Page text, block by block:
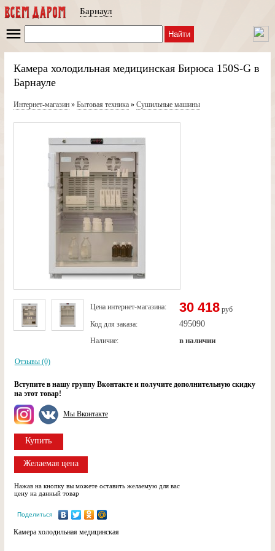
Барнаул
Найти
Камера холодильная медицинская Бирюса 150S-G в
Барнауле
Интернет-магазин» Бытовая техника» Сушильные машины
Цена интернет-магазина: 30 418 руб
Код для заказа:
495090
Наличие: в наличии
Отзывы (0)
Вступите в нашу группу Вконтакте и получите дополнительную скидку
на этот товар!
Мы Вконтакте
Купить
Желаемая цена
Нажав на кнопку вы можете оставить желаемую для вас
цену на данный товар
Поделиться
Камера холодильная медицинская